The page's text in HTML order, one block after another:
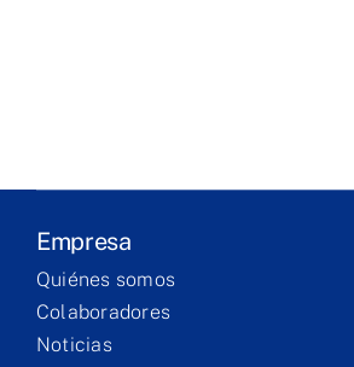
Empresa
Quiénes somos
Colaboradores
Noticias